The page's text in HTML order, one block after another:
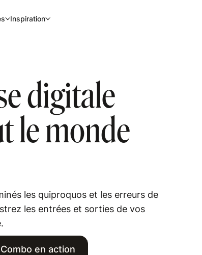
Inspiration
digitale
le monde
les quiproquos et les erreurs de
les entrées et sorties de vos
Combo en action